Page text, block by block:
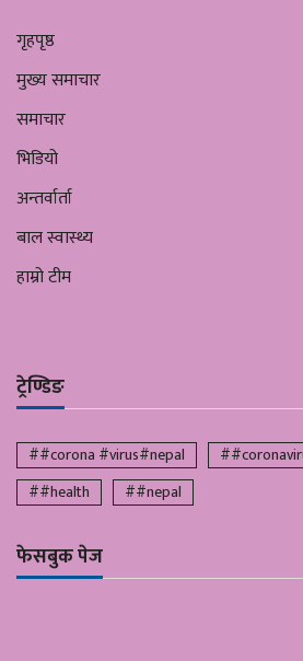
गृहपृष्ठ
मुख्य समाचार
समाचार
भिडियो
अन्तर्वार्ता
बाल स्वास्थ्य
हाम्रो टीम
ट्रेण्डिङ
##corona #virus#nepal
##health
##nepal
फेसबुक पेज